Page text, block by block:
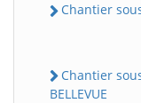
Chantier
Chantier
BELLEVUE